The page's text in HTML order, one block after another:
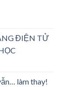
ĐIỆN TỬ
làm thay!